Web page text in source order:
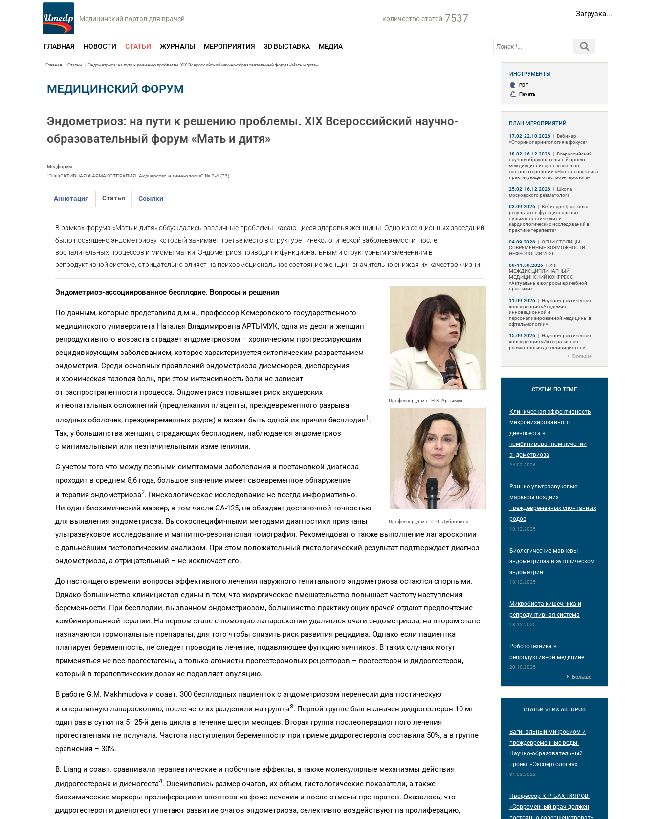
Медицинский портал для врачей количество статей 7537 Загрузка...
ГЛАВНАЯ НОВОСТИ СТАТЬИ ЖУРНАЛЫ МЕРОПРИЯТИЯ 3D ВЫСТАВКА МЕДИА
Главная Статьи Эндометриоз: на пути к решению проблемы. XIX Всероссийский научно-образовательный форум «Мать и дитя»
МЕДИЦИНСКИЙ ФОРУМ
Эндометриоз: на пути к решению проблемы. XIX Всероссийский научно-
образовательный форум «Мать и дитя»
Медфорум
"ЭФФЕКТИВНАЯ ФАРМАКОТЕРАПИЯ. Акушерство и гинекология" № 3-4 (37)
Аннотация Статья Ссылки
В рамках форума «Мать и дитя» обсуждались различные проблемы, касающиеся здоровья женщины. Одно из секционных заседаний
было посвящено эндометриозу, который занимает третье место в структуре гинекологической заболеваемости после
воспалительных процессов и миомы матки. Эндометриоз приводит к функциональным и структурным изменениям в
репродуктивной системе, отрицательно влияет на психоэмоциональное состояние женщин, значительно снижая их качество жизни.
Профессор, д.м.н. Н.B. Артымук
Профессор, д.м.н. С.О. Дубровина
Эндометриоз-ассоциированное бесплодие. Вопросы и решения
По данным, которые представила д.м.н., профессор Кемеровского государственного
медицинского университета Наталья Владимировна АРТЫМУК, одна из десяти женщин
репродуктивного возраста страдает эндометриозом – хроническим прогрессирующим
рецидивирующим заболеванием, которое характеризуется эктопическим разрастанием
эндометрия. Среди основных проявлений эндометриоза дисменорея, диспареуния
и хроническая тазовая боль, при этом интенсивность боли не зависит
от распространенности процесса. Эндометриоз повышает риск акушерских
и неонатальных осложнений (предлежания плаценты, преждевременного разрыва
плодных оболочек, преждевременных родов) и может быть одной из причин бесплодия1 .
Так, у большинства женщин, страдающих бесплодием, наблюдается эндометриоз
с минимальными или незначительными изменениями.
С учетом того что между первыми симптомами заболевания и постановкой диагноза
проходит в среднем 8,6 года, большое значение имеет своевременное обнаружение
и терапия эндометриоза2. Гинекологическое исследование не всегда информативно.
Ни один биохимический маркер, в том числе CA-125, не обладает достаточной точностью
для выявления эндометриоза. Высокоспецифичными методами диагностики признаны
ультразвуковое исследование и магнитно-резонансная томография. Рекомендовано также выполнение лапароскопии
с дальнейшим гистологическим анализом. При этом положительный гистологический результат подтверждает диагноз
эндометриоза, а отрицательный – не исключает его.
До настоящего времени вопросы эффективного лечения наружного генитального эндометриоза остаются спорными.
Однако большинство клиницистов едины в том, что хирургическое вмешательство повышает частоту наступления
беременности. При бесплодии, вызванном эндометриозом, большинство практикующих врачей отдают предпочтение
комбинированной терапии. На первом этапе с помощью лапароскопии удаляются очаги эндометриоза, на втором этапе
назначаются гормональные препараты, для того чтобы снизить риск развития рецидива. Однако если пациентка
планирует беременность, не следует проводить лечение, подавляющее функцию яичников. В таких случаях могут
применяться не все прогестагены, а только агонисты прогестероновых рецепторов – прогестерон и дидрогестерон,
который в терапевтических дозах не подавляет овуляцию.
В работе G.M. Makhmudova и соавт. 300 бесплодных пациенток с эндометриозом перенесли диагностическую
и оперативную лапаро­скопию, после чего их разделили на группы3. Первой группе был назначен дидрогестерон 10 мг
один раз в сутки на 5–25-й день цикла в течение шести месяцев. Вторая группа послеоперационного лечения
прогестагенами не получала. Частота наступления беременности при приеме дидрогестерона составила 50%, а в группе
сравнения – 30%.
B. Liang и соавт. сравнивали терапевтические и побочные эффекты, а также молекулярные механизмы действия
дидрогестерона и диеногеста4. Оценивались размер очагов, их объем, гистологические показатели, а также
биохимические маркеры пролиферации и апоптоза на фоне лечения и после отмены препаратов. Оказалось, что
дидрогестерон и диеногест угнетают развитие очагов эндометриоза, селективно воздействуют на пролиферацию,
ИНСТРУМЕНТЫ
PDF
Печать
ПЛАН МЕРОПРИЯТИЙ
17.02-22.10.2026 | Вебинар
«Оториноларингология в фокусе»
18.02-16.12.2026 | Всероссийский
научно-образовательный проект
междисциплинарных школ по
гастроэнтерологии «Настольная книга
практикующего гастроэнтеролога»
25.02-16.12.2026 | Школа
московского ревматолога
03.09.2026 | Вебинар «Трактовка
результатов функциональных
пульмонологических и
кардиологических исследований в
практике терапевта»
04.09.2026 | ОГНИ СТОЛИЦЫ.
СОВРЕМЕННЫЕ ВОЗМОЖНОСТИ
НЕФРОЛОГИИ 2026
09-11.09.2026 | ХIII
МЕЖДИСЦИПЛИНАРНЫЙ
МЕДИЦИНСКИЙ КОНГРЕСС
«Актуальные вопросы врачебной
практики»
11.09.2026 | Научно-практическая
конференция «Академия
инновационной и
персонализированной медицины в
офтальмологии»
15.09.2026 | Научно-практическая
конференция «Интегративная
ревматология для клиницистов»
Больше
СТАТЬИ ПО ТЕМЕ
Клиническая эффективность
микронизированного
диеногеста в
комбинированном лечении
эндометриоза
24.03.2026
Ранние ультразвуковые
маркеры поздних
преждевременных спонтанных
родов
18.12.2025
Биологические маркеры
эндометриоза в эутопическом
эндометрии
18.12.2025
Микробиота кишечника и
репродуктивная система
18.12.2025
Робототехника в
репродуктивной медицине
20.10.2025
Больше
СТАТЬИ ЭТИХ АВТОРОВ
Вагинальный микробиом и
преждевременные роды.
Научно-образовательный
проект «Экспертология»
31.03.2022
Профессор К.Р. БАХТИЯРОВ:
«Современный врач должен
постоянно совершенствовать